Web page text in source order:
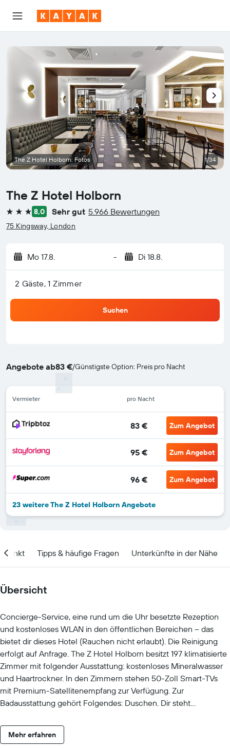
The Z Hotel Holborn
3 Sterne8,0 Sehr gut 5.966 Bewertungen
75 Kingsway, London
Mo 17.8. - Di 18.8.
2 Gäste, 1 Zimmer
Suchen
Angebote ab83 €/Günstigste Option: Preis pro Nacht
Vermieter pro Nacht
83 € Zum Angebot
95 € Zum Angebot
96 € Zum Angebot
23 weitere The Z Hotel Holborn Angebote
The Z Hotel Holborn: Fotos 1/34
Tipps & häufige Fragen Unterkünfte in der Nähe
Übersicht
Concierge-Service, eine rund um die Uhr besetzte Rezeption
und kostenloses WLAN in den öffentlichen Bereichen – das
bietet dir dieses Hotel (Rauchen nicht erlaubt). Die Reinigung
erfolgt auf Anfrage. The Z Hotel Holborn besitzt 197 klimatisierte
Zimmer mit folgender Ausstattung: kostenloses Mineralwasser
und Haartrockner. In den Zimmern stehen 50-Zoll Smart-TVs
mit Premium-Satellitenempfang zur Verfügung. Zur
Badausstattung gehört Folgendes: Duschen. Dir steht
(reicht für 1–2 Personen oder bis zu 6 Geräte) zur Verfügung. Auf
Wunsch sind Bügeleisen/Bügelbretter, frische Handtücher und
Mehr erfahren